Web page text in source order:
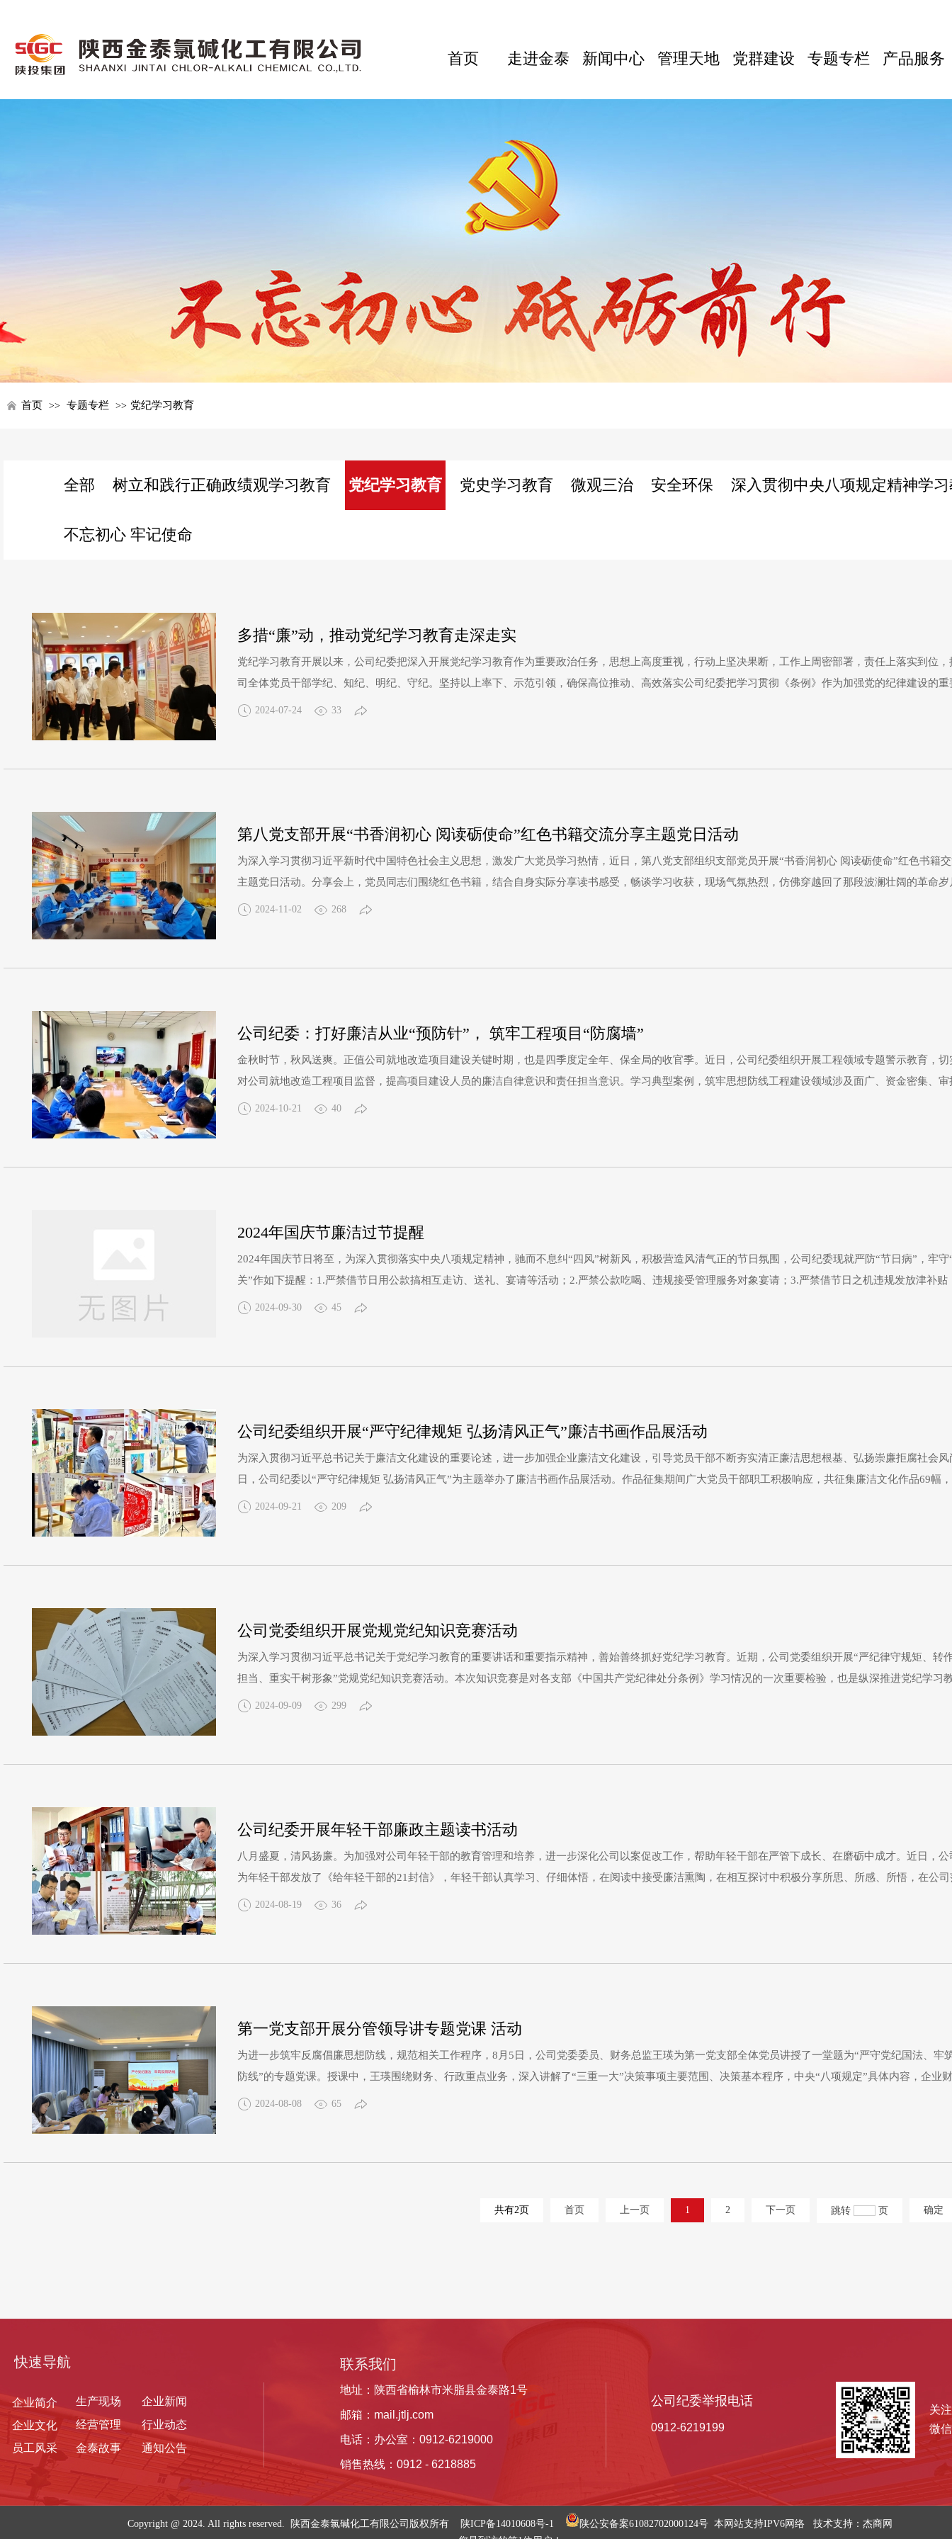
首页 走进金泰 新闻中心 管理天地 党群建设 专题专栏 产品服务
首页 >> 专题专栏 >> 党纪学习教育
全部 树立和践行正确政绩观学习教育 党纪学习教育 党史学习教育 微观三治 安全环保 深入贯彻中央八项规定精神学
不忘初心 牢记使命
多措“廉”动，推动党纪学习教育走深走实
党纪学习教育开展以来，公司纪委把深入开展党纪学习教育作为重要政治任务，思想上高度重视，行动上坚决果断，工作上周密部署，责任上落实到位，
司全体党员干部学纪、知纪、明纪、守纪。坚持以上率下、示范引领，确保高位推动、高效落实公司纪委把学习贯彻《条例》作为加强党的纪律建设的重
手，协助公司党委制定党纪学习教育实施方案，形成领导有力、组织健全、职责明晰的工作体系。纪委坚持先学一步，重点围绕《条例》为什么改、改了
2024-07-24 33
第八党支部开展“书香润初心 阅读砺使命”红色书籍交流分享主题党日活动
为深入学习贯彻习近平新时代中国特色社会主义思想，激发广大党员学习热情，近日，第八党支部组织支部党员开展“书香润初心 阅读砺使命”红色书籍
主题党日活动。分享会上，党员同志们围绕红色书籍，结合自身实际分享读书感受，畅谈学习收获，现场气氛热烈，仿佛穿越回了那段波澜壮阔的革命岁
传委员郭苗苗先分享了《红岩》，她感慨地说：“江姐等革命先烈们在狱中面对敌人的严刑拷打和残酷折磨始终坚守党的秘密，他们坚贞不屈、英勇斗争
2024-11-02 268
公司纪委：打好廉洁从业“预防针”， 筑牢工程项目“防腐墙”
金秋时节，秋风送爽。正值公司就地改造项目建设关键时期，也是四季度定全年、保全局的收官季。近日，公司纪委组织开展工程领域专题警示教育，切
对公司就地改造工程项目监督，提高项目建设人员的廉洁自律意识和责任担当意识。学习典型案例，筑牢思想防线工程建设领域涉及面广、资金密集、审
集中，不正之风和腐败问题易发多发。公司纪委组织各项目、专业组负责人共计17人集中学习了近年来发生在工程领域的典型违纪违法案例，观看了警
2024-10-21 40
2024年国庆节廉洁过节提醒
2024年国庆节日将至，为深入贯彻落实中央八项规定精神，驰而不息纠“四风”树新风，积极营造风清气正的节日氛围，公司纪委现就严防“节日病”，牢守
关”作如下提醒：1.严禁借节日用公款搞相互走访、送礼、宴请等活动；2.严禁公款吃喝、违规接受管理服务对象宴请；3.严禁借节日之机违规发放津补贴
禁大操大办婚丧喜庆活动或者借机敛财；5.严禁违规收受礼品、礼金和有价证券、电子红包等；6.严禁违规出入私人会所或参与封建迷信、赌博活动；7.
2024-09-30 45
公司纪委组织开展“严守纪律规矩 弘扬清风正气”廉洁书画作品展活动
为深入贯彻习近平总书记关于廉洁文化建设的重要论述，进一步加强企业廉洁文化建设，引导党员干部不断夯实清正廉洁思想根基、弘扬崇廉拒腐社会风
日，公司纪委以“严守纪律规矩 弘扬清风正气”为主题举办了廉洁书画作品展活动。作品征集期间广大党员干部职工积极响应，共征集廉洁文化作品69幅
法作品14幅、绘画作品43幅、剪纸作品12幅。每一幅作品独具匠心，“一笔一画”间立意鲜明，书法作品行云流水、以文颂廉，绘画作品栩栩如生、传递
2024-09-21 209
公司党委组织开展党规党纪知识竞赛活动
为深入学习贯彻习近平总书记关于党纪学习教育的重要讲话和重要指示精神，善始善终抓好党纪学习教育。近期，公司党委组织开展“严纪律守规矩、转
担当、重实干树形象”党规党纪知识竞赛活动。本次知识竞赛是对各支部《中国共产党纪律处分条例》学习情况的一次重要检验，也是纵深推进党纪学习
深走实的一项工作抓手。试题聚焦新修订《中国共产党章程》《条例》，设置了单选、多选、判断、填空、简答等五种题型，紧密结合党员领导干部熟知
2024-09-09 299
公司纪委开展年轻干部廉政主题读书活动
八月盛夏，清风扬廉。为加强对公司年轻干部的教育管理和培养，进一步深化公司以案促改工作，帮助年轻干部在严管下成长、在磨砺中成才。近日，公
为年轻干部发放了《给年轻干部的21封信》，年轻干部认真学习、仔细体悟，在阅读中接受廉洁熏陶，在相互探讨中积极分享所思、所感、所悟，在公
营造了“读廉、学廉、倡廉、践廉”的良好氛围。勇于担当 恪尽职守我对《给年轻干部的21封信》这本书进行了认真学习，深受启发，感悟颇深，书中提
2024-08-19 36
第一党支部开展分管领导讲专题党课 活动
为进一步筑牢反腐倡廉思想防线，规范相关工作程序，8月5日，公司党委委员、财务总监王瑛为第一党支部全体党员讲授了一堂题为“严守党纪国法、牢
防线”的专题党课。授课中，王瑛围绕财务、行政重点业务，深入讲解了“三重一大”决策事项主要范围、决策基本程序，中央“八项规定”具体内容，企业
纪律，“安全费用”使用规范四方面内容。并结合典型案例，教育引导全体党员不断提升自身修养和业务技能，自觉遵守党的纪律和公司各项规章制度，筑
2024-08-08 65
共有2页 首页 上一页 1 2 下一页 跳转 页 确定
关
微
地址：陕西省榆林市米脂县金泰路1号
邮箱： mail.jtlj.com
电话：办公室：0912-6219000
销售热线： 0912 - 6218885
联系我们
快速导航
企业简介
企业文化
员工风采
生产现场
经营管理
金泰故事
企业新闻
行业动态
通知公告
公司纪委举报电话
0912-6219199
Copyright @ 2024. All rights reserved. 陕西金泰氯碱化工有限公司版权所有 陕ICP备14010608号-1
陕公安备案61082702000124号 本网站支持IPV6网络 技术支持：杰商网